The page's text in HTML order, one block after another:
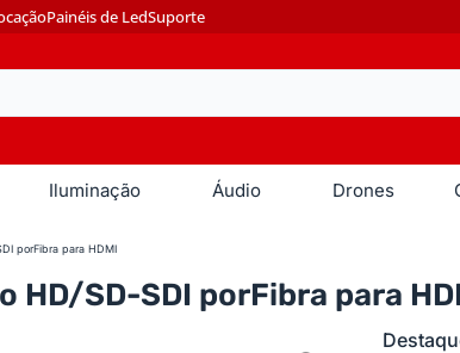
Painéis de LedSuporte
Iluminação Áudio Drones
porFibra para HDMI
HD/SD-SDI porFibra para